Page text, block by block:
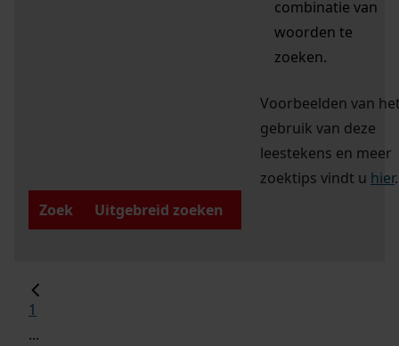
combinatie van
woorden te
zoeken.
Voorbeelden van
gebruik van deze
leestekens en meer
zoektips vindt u hier.
Zoek
Uitgebreid zoeken
1
...